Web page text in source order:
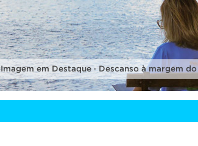
Imagem em Destaque · Descanso à margem